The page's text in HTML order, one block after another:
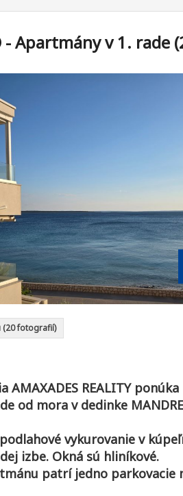
- Apartmány v 1. rade
(20 fotografií)
AMAXADES REALITY
od mora v dedinke
vykurovanie v
izbe. Okná sú hliníkové.
patrí jedno parkovacie